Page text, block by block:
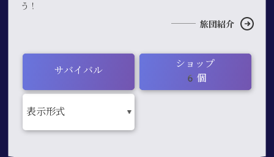
う！
旅団紹介
サバイバル
ショップ
6個